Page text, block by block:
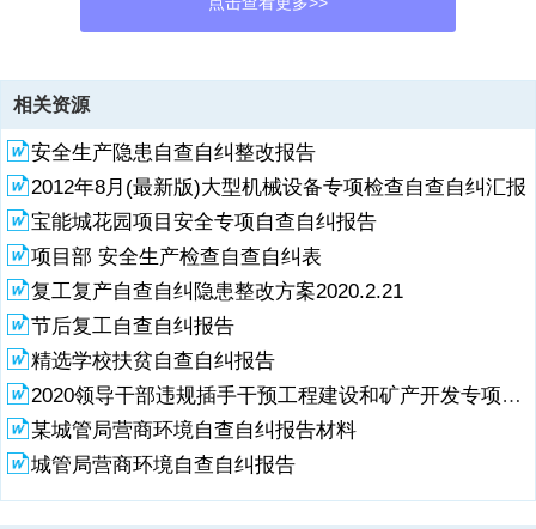
资源描述
1、单位安全自查自纠工作汇报材料4篇单位安全自查自纠报告材料一根
据关于集中开展学校及周边制安环境专项治理活动工作方案和学校安全
工作的通知，我校安全领导小组对学校的周边制安环境及安全工作展开
了全面、认真的自检自查，现将自查情景汇报如下：一、领导重视、提
高认识学校领导班子成员，牢固树立学校安全职责重于泰山的思想，增
强职责感，层层落实，并重新学习了组织机构成员每个应尽的职责，对
安全工作的重要性进一步加以宣传强调。二、健全制度，层层落实组织
机构人员认真研究过去的安全制度，逐条做到加细加密，坚决杜绝制度
上的遗漏导致的失误。分工明确，职责到人。对检查中发现的薄弱环
节，立即采取措施予以加强、完善，切实落实了岗位
2、职责制。健全下班前的检查制度和下班后的值班制度，并把各项制
度落到实处。安全工作实行职责追究制。三、全面排查，消除隐患1、
学习宣传贯彻落实中小学幼儿园安全管理办法等相关文件的学习和落
实。2、认真落实安全工作职责制。建立健全了安全工作领导机构和工
相关资源
安全生产隐患自查自纠整改报告
2012年8月(最新版)大型机械设备专项检查自查自纠汇报
宝能城花园项目安全专项自查自纠报告
项目部 安全生产检查自查自纠表
复工复产自查自纠隐患整改方案2020.2.21
节后复工自查自纠报告
精选学校扶贫自查自纠报告
2020领导干部违规插手干预工程建设和矿产开发专项整治自查自纠材料
某城管局营商环境自查自纠报告材料
城管局营商环境自查自纠报告